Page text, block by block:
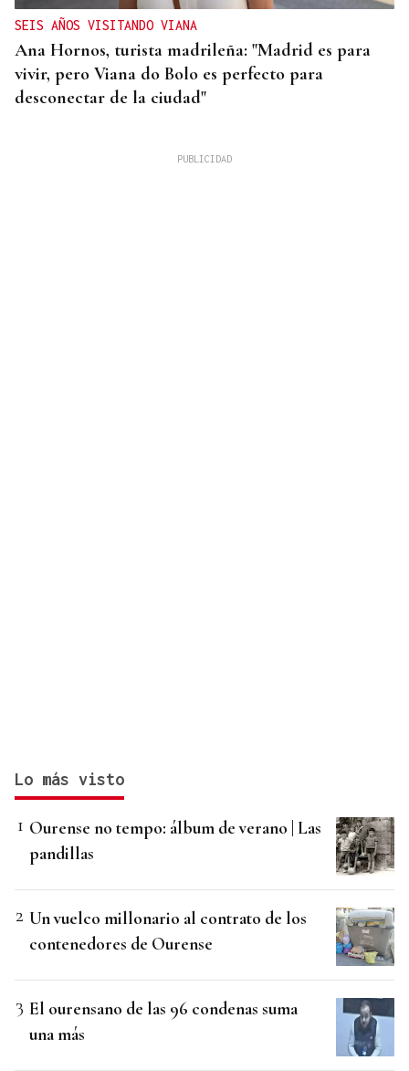
SEIS AÑOS VISITANDO VIANA
Ana Hornos, turista madrileña: "Madrid es para
vivir, pero Viana do Bolo es perfecto para
desconectar de la ciudad"
Lo más visto
Ourense no tempo: álbum de verano | Las
pandillas
Un vuelco millonario al contrato de los
contenedores de Ourense
El ourensano de las 96 condenas suma
una más